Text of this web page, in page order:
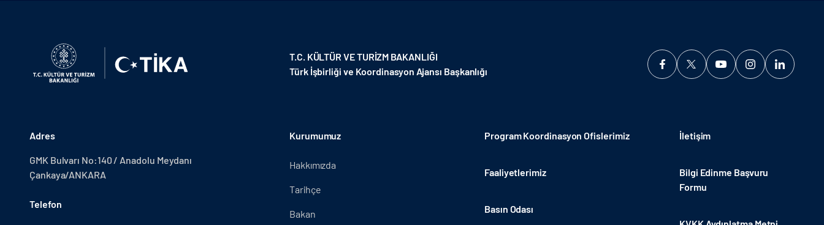
T.C. KÜLTÜR VE TURİZM BAKANLIĞI
Türk İşbirliği ve Koordinasyon Ajansı Başkanlığı
Adres
GMK Bulvarı No:140 / Anadolu Meydanı
Çankaya/ANKARA
Telefon
Kurumumuz
Hakkımızda
Tarihçe
Bakan
Program Koordinasyon Ofislerimiz
Faaliyetlerimiz
Basın Odası
İletişim
Bilgi Edinme Başvuru
Formu